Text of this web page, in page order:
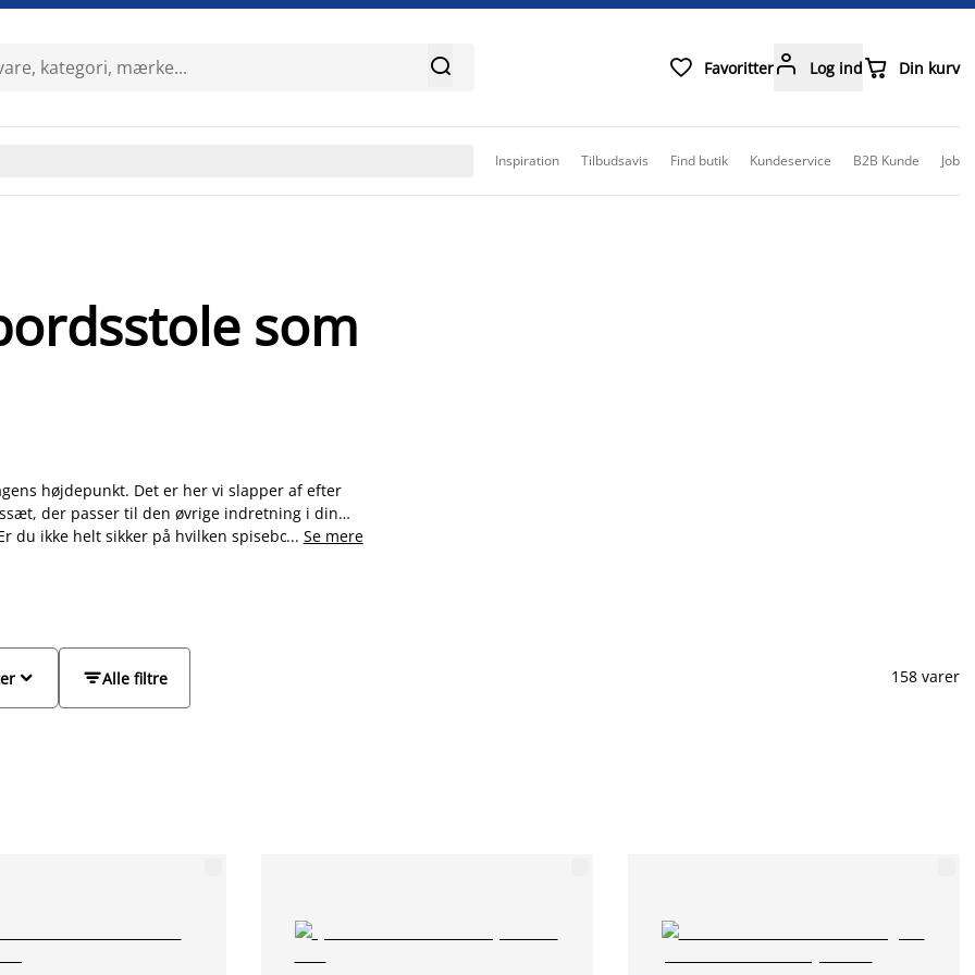
  Favoritter Log ind Din kurv
Inspiration Tilbudsavis Find butik Kundeservice B2B Kunde Job
som
højdepunkt. Det er her vi slapper af efter
der passer til den øvrige indretning i din
du ikke helt sikker på hvilken spisebordstol der
... Se mere
Alle filtre
 158 varer